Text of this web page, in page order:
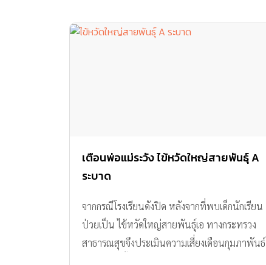
เตือนพ่อแม่ระวัง ไข้หวัดใหญ่สายพันธุ์ A
ระบาด
จากกรณีโรงเรียนดังปิด หลังจากที่พบเด็กนักเรียน
ป่วยเป็น ไข้หวัดใหญ่สายพันธุ์เอ ทางกระทรวง
สาธารณสุขจึงประเมินความเสี่ยงเดือนกุมภาพันธ์